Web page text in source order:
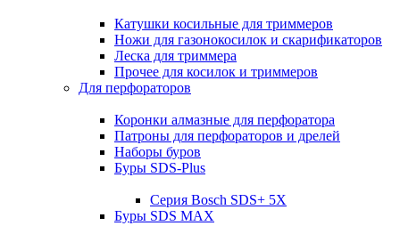
Катушки косильные для триммеров
Ножи для газонокосилок и скарификаторов
Леска для триммера
Прочее для косилок и триммеров
Для перфораторов
Коронки алмазные для перфоратора
Патроны для перфораторов и дрелей
Наборы буров
Буры SDS-Plus
Серия Bosch SDS+ 5X
Буры SDS MAX